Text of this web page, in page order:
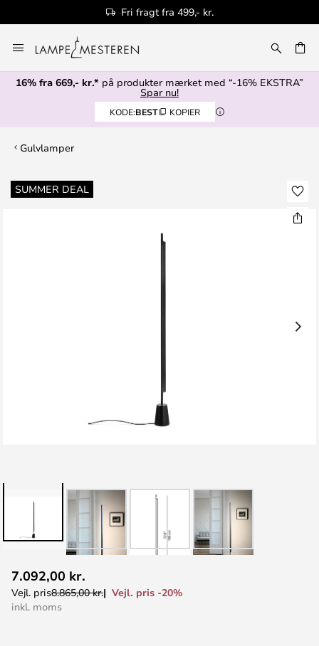
Fri fragt fra 499,- kr.
to
Content
16% fra 669,- kr.* på produkter mærket med “-16% EKSTRA”
Spar nu!
KODE:BEST KOPIER
Gulvlamper
SUMMER DEAL
Gå
til
til
starten
7.092,00 kr.
Vejl. pris8.865,00 kr.
Vejl. pris -20%
inkl. moms